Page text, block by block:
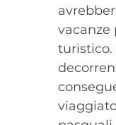
vacanze
turistico.